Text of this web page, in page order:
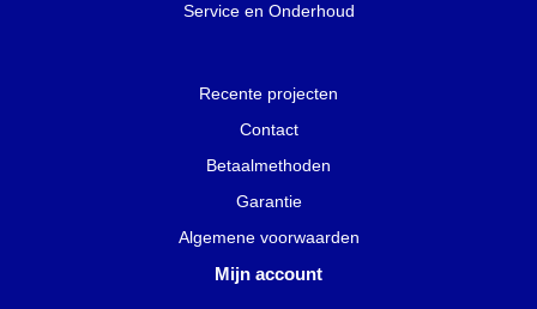
Service en Onderhoud
Recente projecten
Contact
Betaalmethoden
Garantie
Algemene voorwaarden
Mijn account